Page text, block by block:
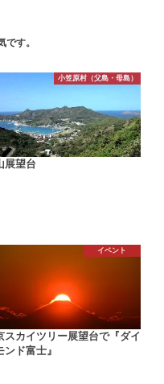
です。
小笠原村（父島・母島）
展望台
イベント
スカイツリー展望台で『ダイ
ンド富士』